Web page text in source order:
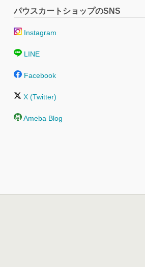
パウスカートショップのSNS
Instagram
LINE
Facebook
X (Twitter)
Ameba Blog